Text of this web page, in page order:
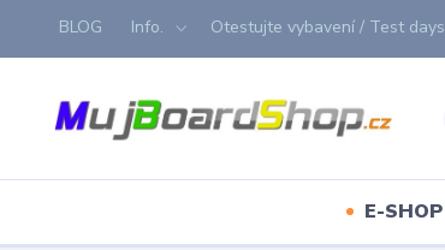
BLOG Info. Otestujte vybavení / Test days
E-SHOP